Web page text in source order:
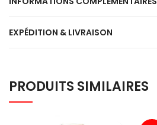
EXPÉDITION & LIVRAISON
PRODUITS SIMILAIRES